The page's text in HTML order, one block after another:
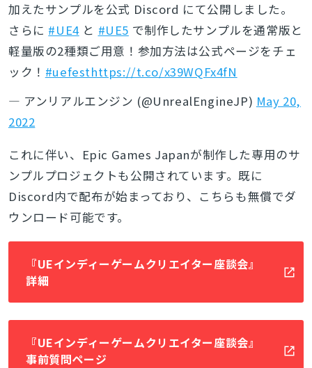
加えたサンプルを公式 Discord にて公開しました。
さらに #UE4と #UE5 で制作したサンプルを通常版と
軽量版の2種類ご用意！参加方法は公式ページをチェ
ック！ #uefesthttps://t.co/x39WQFx4fN
— アンリアルエンジン (@UnrealEngineJP) May 20,
2022
これに伴い、Epic Games Japanが制作した専用のサ
ンプルプロジェクトも公開されています。既に
Discord内で配布が始まっており、こちらも無償でダ
ウンロード可能です。
『UEインディーゲームクリエイター座談会』
詳細
『UEインディーゲームクリエイター座談会』
事前質問ページ